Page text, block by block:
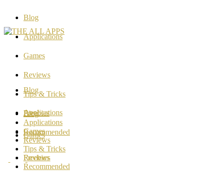
Blog
Applications
Games
Reviews
Tips & Tricks
Freebies
Recommended
Blog
Applications
Games
Reviews
Blog
Applications
Games
Reviews
Tips & Tricks
Freebies
Recommended